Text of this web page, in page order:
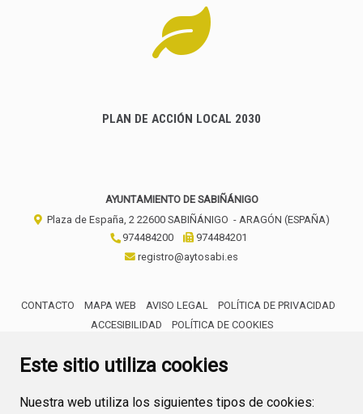
Este sitio utiliza cookies
Nuestra web utiliza los siguientes tipos de cookies:
PLAN DE ACCIÓN LOCAL 2030
AYUNTAMIENTO DE SABIÑÁNIGO
Plaza de España, 2 22600 SABIÑÁNIGO - ARAGÓN (ESPAÑA)
974484200
974484201
registro@aytosabi.es
CONTACTO MAPA WEB AVISO LEGAL
POLÍTICA DE PRIVACIDAD
ACCESIBILIDAD
POLÍTICA DE COOKIES